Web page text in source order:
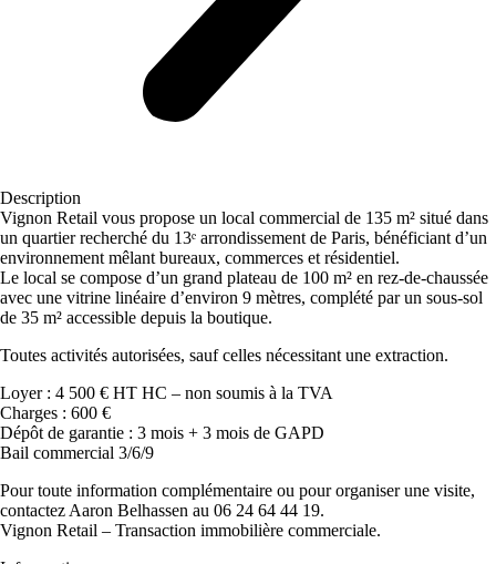
Description
Vignon Retail vous propose un local commercial de 135 m² situé dans
un quartier recherché du 13ᵉ arrondissement de Paris, bénéficiant d’un
environnement mêlant bureaux, commerces et résidentiel.
Le local se compose d’un grand plateau de 100 m² en rez-de-chaussée
avec une vitrine linéaire d’environ 9 mètres, complété par un sous-sol
de 35 m² accessible depuis la boutique.
Toutes activités autorisées, sauf celles nécessitant une extraction.
Loyer : 4 500 € HT HC – non soumis à la TVA
Charges : 600 €
Dépôt de garantie : 3 mois + 3 mois de GAPD
Bail commercial 3/6/9
Pour toute information complémentaire ou pour organiser une visite,
contactez Aaron Belhassen au 06 24 64 44 19.
Vignon Retail – Transaction immobilière commerciale.